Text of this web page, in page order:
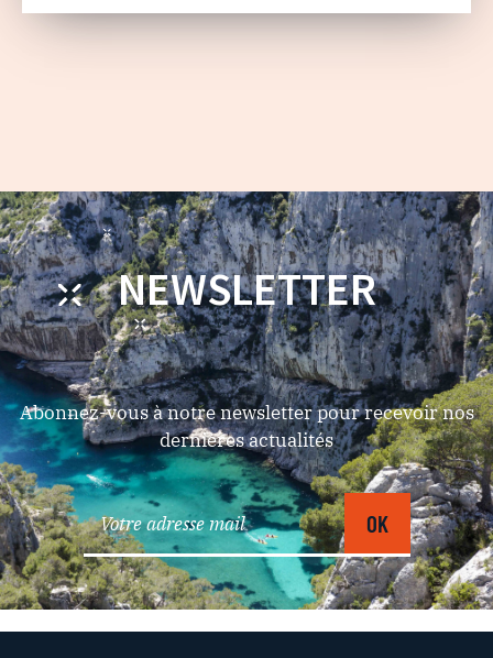
NEWSLETTER
Abonnez-vous à notre newsletter pour recevoir nos
dernières actualités